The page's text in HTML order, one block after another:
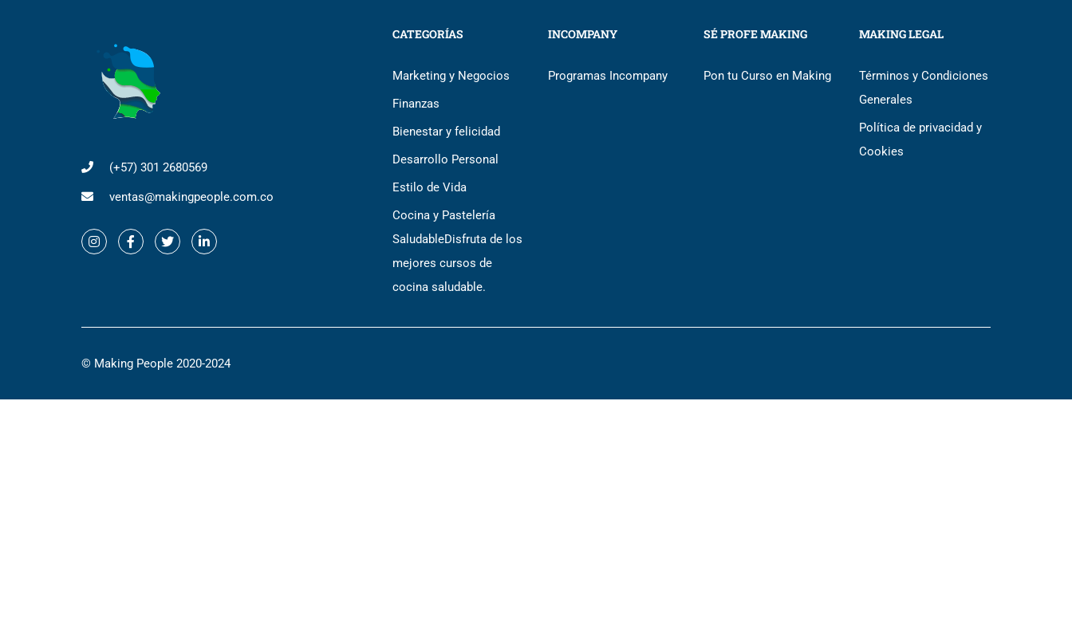
(+57) 301 2680569
ventas@makingpeople.com.co
CATEGORÍAS
Marketing y Negocios
Finanzas
Bienestar y felicidad
Desarrollo Personal
Estilo de Vida
Cocina y Pastelería
SaludableDisfruta de los
mejores cursos de
cocina saludable.
INCOMPANY
Programas Incompany
SÉ PROFE MAKING
Pon tu Curso en Making
MAKING LEGAL
Términos y Condiciones
Generales
Política de privacidad y
Cookies
© Making People 2020-2024